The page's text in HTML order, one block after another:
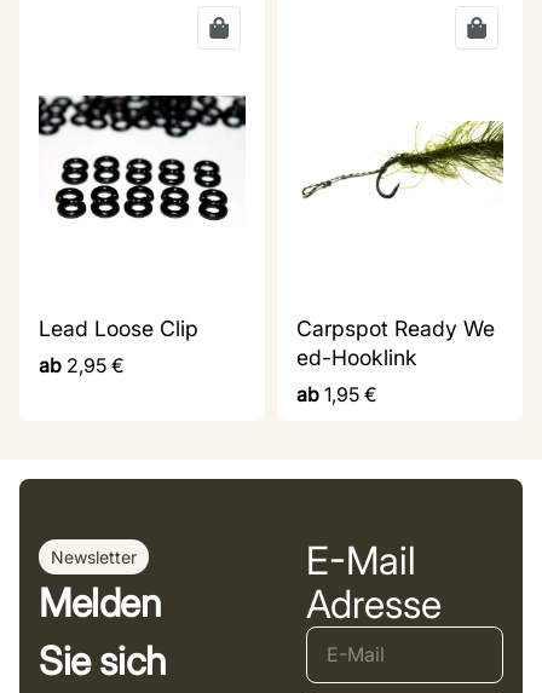
Lead Loose Clip
ab 2,95 €
Carpspot Ready We
ed-Hooklink
ab 1,95 €
Newsletter
Melden
Sie sich
E-Mail
Adresse